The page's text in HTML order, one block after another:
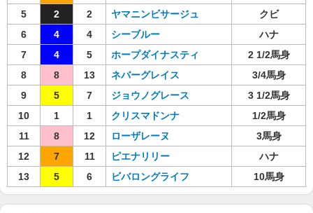
5
2 2 ヤマニンビサージュ
クビ
6
4 4 シーブルー
ハナ
7
4 5 ホープダイナスティ
2 1/2馬身
8
8 13 ネバーグレイス
3/4馬身
9
5 7 ジョウノグレース
3 1/2馬身
10
1 1 クリスマドンナ
1/2馬身
11
8 12 ローザレーヌ
3馬身
12
7 11 ピエナリリー
ハナ
13
5 6 ビバロングライフ 10馬身